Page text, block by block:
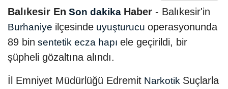
Balıkesir En Son dakika Haber - Balıkesir'in
Burhaniye ilçesinde uyuşturucu operasyonunda
89 bin sentetik ecza hapı ele geçirildi, bir
şüpheli gözaltına alındı.
İl Emniyet Müdürlüğü Edremit Narkotik Suçlarla